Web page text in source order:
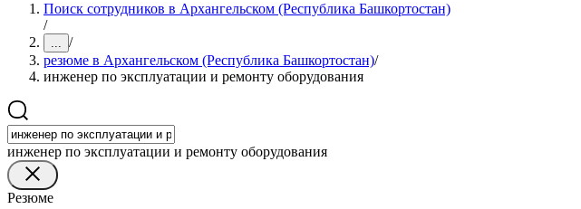
Поиск сотрудников в Архангельском (Республика Башкортостан)
/
... /
резюме в Архангельском (Республика Башкортостан)/
инженер по эксплуатации и ремонту оборудования
инженер по эксплуатации и ремонту оборудования
Резюме